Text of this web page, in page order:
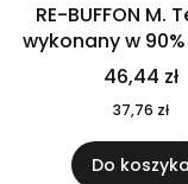
RE-BUFFON M.
wykonany w
nierdzewnej
recyklingu 520
46,44 zł
37,76 zł
Do koszyka